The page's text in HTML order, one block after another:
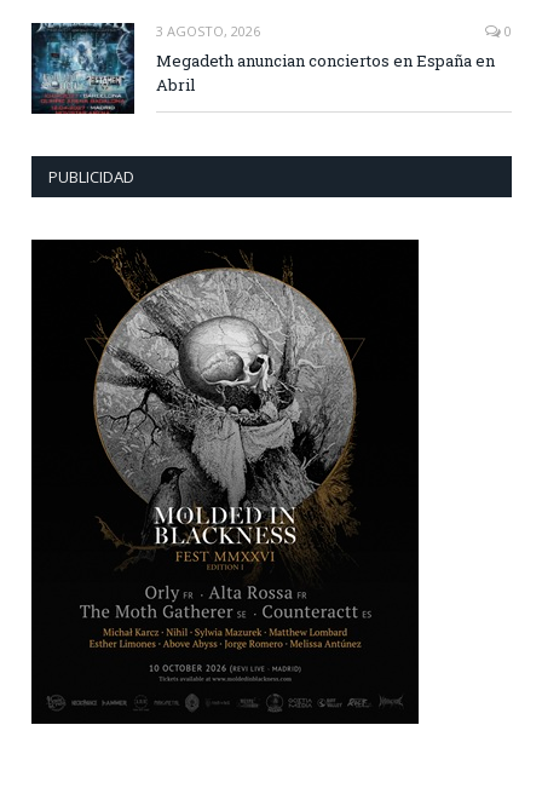
3 AGOSTO, 2026 0
Megadeth anuncian conciertos en España en
Abril
PUBLICIDAD